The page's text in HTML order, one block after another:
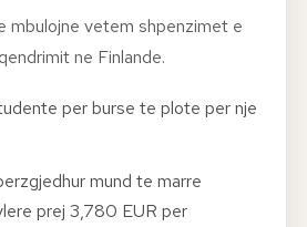
vetem shpenzimet e
ne Finlande.
per burse te plote per nje
mund te marre
prej 3,780 EUR per